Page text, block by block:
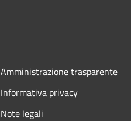
Amministrazione trasparente
Informativa privacy
Note legali